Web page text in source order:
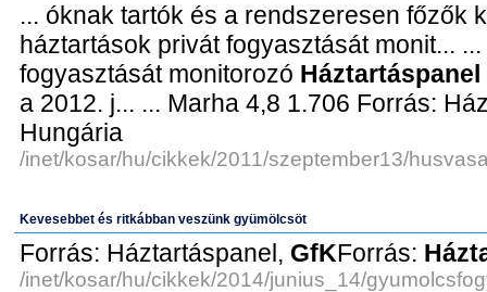
... óknak tartók és a rendszeresen főzők
háztartások privát fogyasztását monit...
fogyasztását monitorozó Háztartáspanel
a 2012. j... ... Marha 4,8 1.706 Forrás:
Hungária
/inet/kosar/hu/cikkek/2011/szeptember13/
Kevesebbet és ritkábban veszünk gyümölcsöt
Forrás: Háztartáspanel, GfKForrás:
/inet/kosar/hu/cikkek/2014/junius_14/